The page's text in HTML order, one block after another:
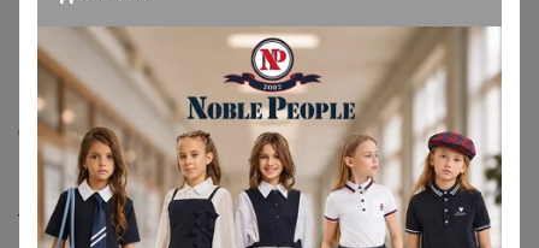
Как здесь все устроено?
Как сделать заказ?
Как получить?
Доставка
Шоурумы
Торговые марки